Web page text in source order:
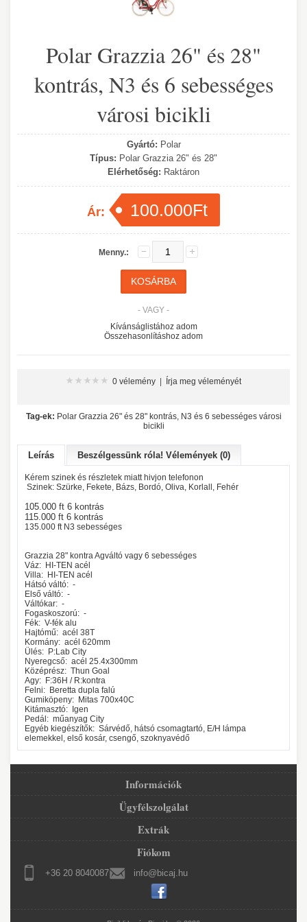
Polar Grazzia 26" és 28"
kontrás, N3 és 6 sebességes
városi bicikli
Gyártó: Polar
Típus: Polar Grazzia 26" és 28"
Elérhetőség: Raktáron
Ár: 100.000Ft
Menny.:
- VAGY -
Kívánságlistához adom
Összehasonlításhoz adom
0 vélemény Írja meg véleményét
Tag-ek: Polar Grazzia 26" és 28" kontrás, N3 és 6 sebességes városi
bicikli
Leírás Beszélgessünk róla! Vélemények (0)
Kérem szinek és részletek miatt hivjon telefonon
Szinek: Szürke, Fekete, Bázs, Bordó, Oliva, Korlall, Fehér
105.000 ft 6 kontrás
115.000 ft 6 kontrás
135.000 ft N3 sebességes
Grazzia 28" kontra Agváltó vagy 6 sebességes
Váz: HI-TEN acél
Villa: HI-TEN acél
Hátsó váltó: -
Első váltó: -
Váltókar: -
Fogaskoszorú: -
Fék: V-fék alu
Hajtómű: acél 38T
Kormány: acél 620mm
Ülés: P:Lab City
Nyeregcső: acél 25.4x300mm
Középrész: Thun Goal
Agy: F:36H / R:kontra
Felni: Beretta dupla falú
Gumiköpeny: Mitas 700x40C
Kitámasztó:
Igen
Pedál: műanyag City
Egyéb kiegészítők: Sárvédő, hátsó csomagtartó, E/H lámpa
elemekkel, első kosár, csengő, szoknyavédő
Információk
Ügyfélszolgálat
Extrák
Fiókom
+36 20 8040087 info@bicaj.hu